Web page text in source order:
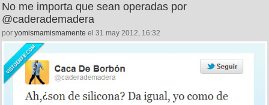
No me importa que sean operadas por
@caderademadera
por yomismamismamente el 31 may 2012, 16:32